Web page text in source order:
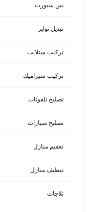
بين سبورت
تبديل تواير
تركيب ستلايت
تركيب سيراميك
تصليح تلفونات
تصليح سيارات
تعقيم منازل
تنظيف منازل
ثلاجات